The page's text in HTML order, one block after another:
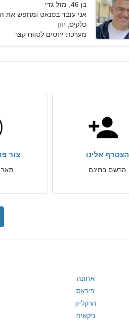
בן 46, מזל גדי
אני עובד בסנאט ומחפש את
כלקיס, יוון
מערכת יחסים לטווח קצר
הצטרף אלינו
הרשם בחינם
צור
אתונה
פיראס
הרקליון
ניקאיה